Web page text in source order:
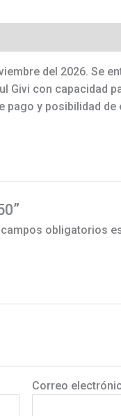
del 2026. Se
Givi con capacidad
y posibilidad
campos obligatorios
Correo